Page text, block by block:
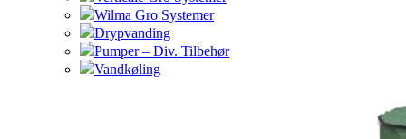
Wilma Gro Systemer
Drypvanding
Pumper – Div. Tilbehør
Vandkøling